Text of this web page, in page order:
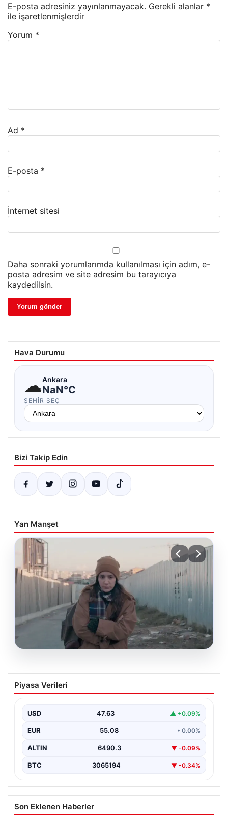
E-posta adresiniz yayınlanmayacak. Gerekli alanlar *
ile işaretlenmişlerdir
Yorum *
Ad *
E-posta *
İnternet sitesi
Daha sonraki yorumlarımda kullanılması için adım, e-
posta adresim ve site adresim bu tarayıcıya
kaydedilsin.
Hava Durumu
☁Ankara
NaN°C
ŞEHIR SEÇ
Bizi Takip Edin
Yan Manşet
05.08.2026
Türk Sinemasında Farklı Bir İmza:
Ceylan Özgün Özçelik’in Unutulmaz
Türk sinemasında kendine özgü ve etkileyici bir anlatım
Piyasa Verileri
USD 47.63 ▲ +0.09%
EUR 55.08 • 0.00%
ALTIN 6490.3 ▼ -0.09%
BTC 3065194 ▼ -0.34%
Son Eklenen Haberler